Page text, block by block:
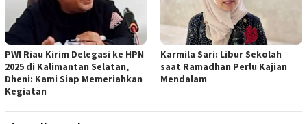
PWI Riau Kirim Delegasi ke HPN
2025 di Kalimantan Selatan,
Dheni: Kami Siap Memeriahkan
Kegiatan
Karmila Sari: Libur Sekolah
saat Ramadhan Perlu Kajian
Mendalam